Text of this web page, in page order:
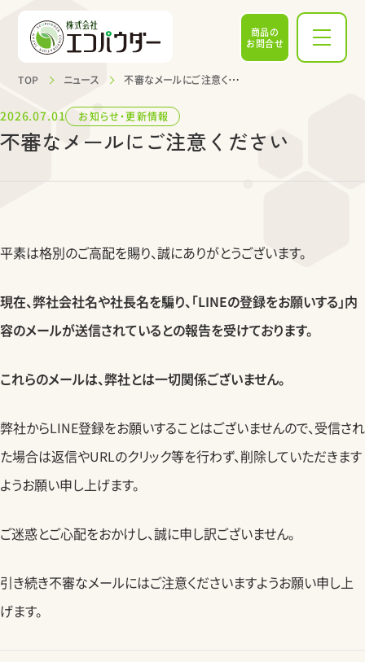
商品の
お問合せ
TOP ニュース 不審なメールにご注意ください
不審なメールにご注意ください
2026.07.01 お知らせ・更新情報
平素は格別のご高配を賜り、誠にありがとうございます。
現在、弊社会社名や社長名を騙り、「LINEの登録をお願いする」内
容のメールが送信されているとの報告を受けております。
これらのメールは、弊社とは一切関係ございません。
弊社からLINE登録をお願いすることはございませんので、受信され
た場合は返信やURLのクリック等を行わず、削除していただきます
ようお願い申し上げます。
ご迷惑とご心配をおかけし、誠に申し訳ございません。
引き続き不審なメールにはご注意くださいますようお願い申し上
げます。